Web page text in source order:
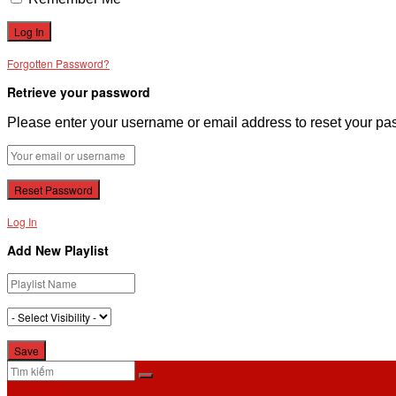
Forgotten Password?
Retrieve your password
Please enter your username or email address to reset your
Log In
Add New Playlist